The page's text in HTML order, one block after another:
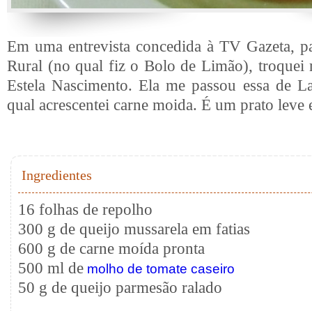
Em uma entrevista concedida à TV Gazeta,
Rural (no qual fiz o Bolo de Limão), troquei
Estela Nascimento. Ela me passou essa de
qual acrescentei carne moida. É um prato leve
Ingredientes
16 folhas de repolho
300 g de queijo mussarela em fatias
600 g de carne moída pronta
500 ml de molho de tomate caseiro
50 g de queijo parmesão ralado